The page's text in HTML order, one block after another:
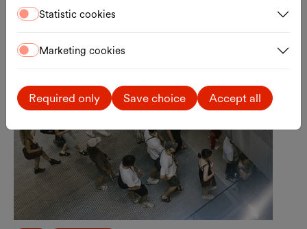
Statistic cookies
Marketing cookies
Required only Save choice Accept all